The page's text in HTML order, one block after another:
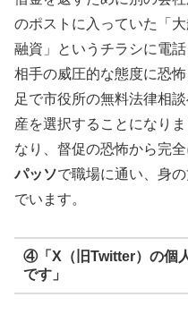
のポストに入っていた「
融資」というチラシに電
相手の威圧的な態度に恐
足で市役所の無料法律相
産を選択することになり
なり、督促の恐怖から完
パッソで職場に通い、身
でいます。
④「X（旧Twitter）の個
です」